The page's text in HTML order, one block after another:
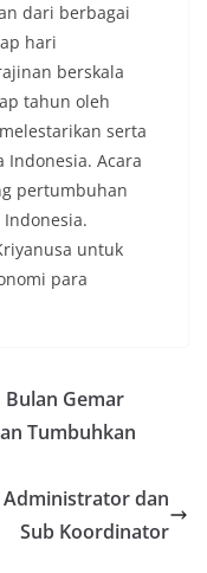
dari berbagai
hari
berskala
tahun oleh
serta
Indonesia. Acara
pertumbuhan
untuk
para
Gemar
Tumbuhkan
Administrator dan
Sub Koordinator